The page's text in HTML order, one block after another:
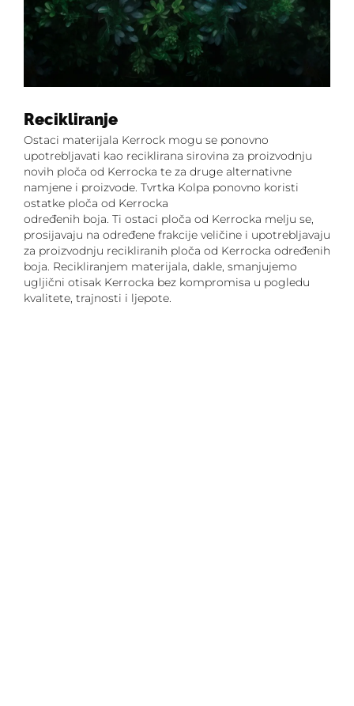
Recikliranje
Ostaci materijala Kerrock mogu se ponovno
upotrebljavati kao reciklirana sirovina za proizvodnju
novih ploča od Kerrocka te za druge alternativne
namjene i proizvode. Tvrtka Kolpa ponovno koristi
ostatke ploča od Kerrocka
određenih boja. Ti ostaci ploča od Kerrocka melju se,
prosijavaju na određene frakcije veličine i upotrebljavaju
za proizvodnju recikliranih ploča od Kerrocka određenih
boja. Recikliranjem materijala, dakle, smanjujemo
ugljični otisak Kerrocka bez kompromisa u pogledu
kvalitete, trajnosti i ljepote.